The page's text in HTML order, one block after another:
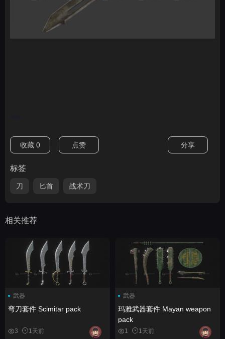
收藏 0 点赞 分享
标签
刀 匕首 战术刀
相关推荐
武器
弯刀套件 Scimitar pack
3 1天前
武器
玛雅武器套件 Mayan weapon
pack
1 1天前